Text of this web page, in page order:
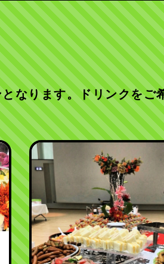
なります。ドリンクをご